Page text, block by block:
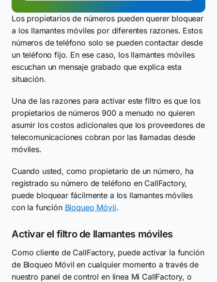
Los propietarios de números pueden querer bloquear
a los llamantes móviles por diferentes razones. Estos
números de teléfono solo se pueden contactar desde
un teléfono fijo. En ese caso, los llamantes móviles
escuchan un mensaje grabado que explica esta
situación.
Una de las razones para activar este filtro es que los
propietarios de números 900 a menudo no quieren
asumir los costos adicionales que los proveedores de
telecomunicaciones cobran por las llamadas desde
móviles.
Cuando usted, como propietario de un número, ha
registrado su número de teléfono en CallFactory,
puede bloquear fácilmente a los llamantes móviles
con la función Bloqueo Móvil.
Activar el filtro de llamantes móviles
Como cliente de CallFactory, puede activar la función
de Bloqueo Móvil en cualquier momento a través de
nuestro panel de control en línea Mi CallFactory, o